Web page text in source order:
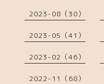
2023-08（30）
2023-05（41）
2023-02（46）
2022-11（68）